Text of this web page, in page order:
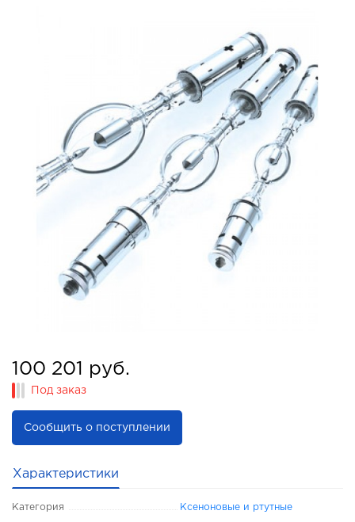
100 201 руб.
Под заказ
Сообщить о поступлении
Характеристики
Категория Ксеноновые и ртутные